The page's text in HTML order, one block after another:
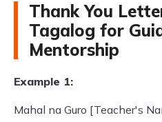
Thank You
Tagalog for
Mentorship
Example 1:
Mahal na Guro [Teacher's